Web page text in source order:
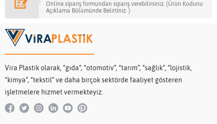
Online sipariş formundan sipariş verebilirsiniz. (Ürün Kodunu
Açıklama Bölümünde Belirtiniz. )
Vira Plastik olarak, “gıda”, “otomotiv”, “tarım”, “sağlık”, “lojistik,
“kimya”, “tekstil” ve daha birçok sektörde faaliyet gösteren
işletmelere hizmet vermekteyiz.